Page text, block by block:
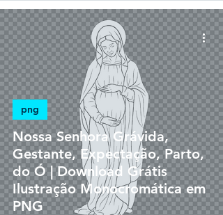
Nossa Senhora Grávida,
Gestante, Expectação, Parto,
do Ó | Download Grátis
Ilustração Monocromática em
PNG
png